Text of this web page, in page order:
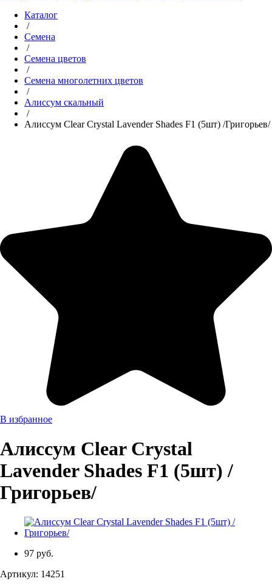
Каталог
/
Семена
/
Семена цветов
/
Семена многолетних цветов
/
Алиссум скальный
/
Алиссум Clear Crystal Lavender Shades F1 (5шт) /Григорьев/
В избранное
Алиссум Clear Crystal
Lavender Shades F1 (5шт) /
Григорьев/
97 руб.
Артикул: 14251